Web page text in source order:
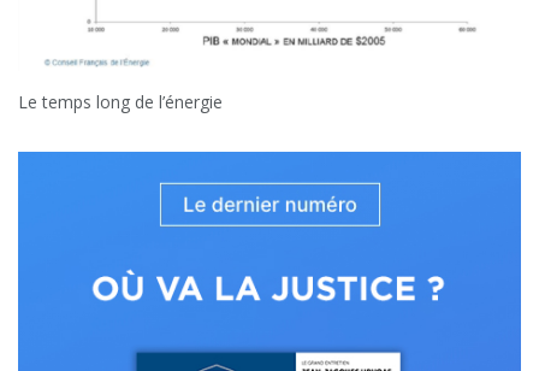
Le temps long de l’énergie